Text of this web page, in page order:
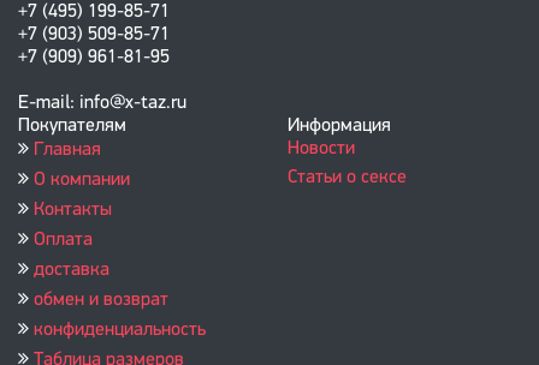
+7 (495) 199-85-71
+7 (903) 509-85-71
+7 (909) 961-81-95
E-mail: info@x-taz.ru
Покупателям
Главная
О компании
Контакты
Оплата
доставка
обмен и возврат
конфиденциальность
Таблица размеров
Информация
Новости
Статьи о сексе